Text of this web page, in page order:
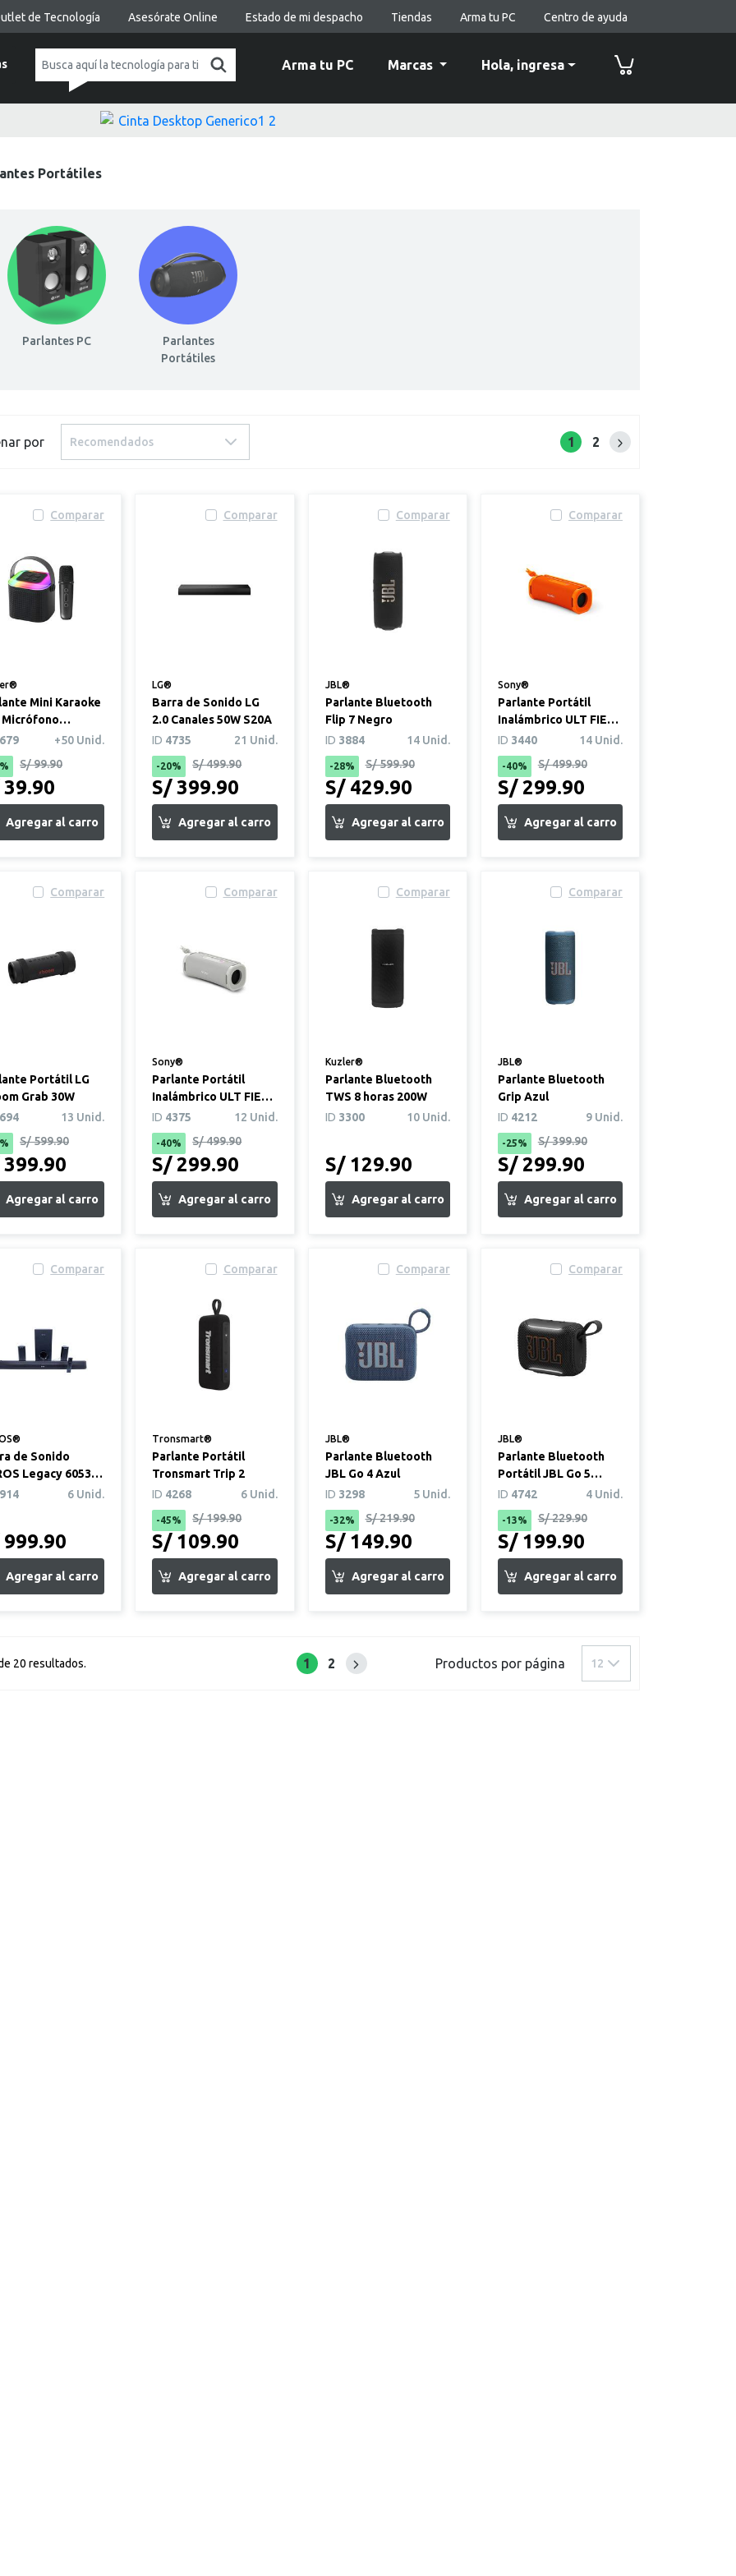
de Tecnología Asesórate Online Estado de mi despacho Tiendas Arma tu PC Centro de ayuda
Arma tu PC Marcas Hola, ingresa
Portátiles
Parlantes PC
Parlantes
Portátiles
por Recomendados 1 2 Siguiente página
Comparar
Mini Karaoke
Micrófono
1
+50 Unid.
S/ 99.90
Comparar
LG®
Barra de Sonido LG
2.0 Canales 50W S20A
ID 4735 21 Unid.
-20% S/ 499.90
S/ 399.90
Comparar
JBL®
Parlante Bluetooth
Flip 7 Negro
ID 3884 14 Unid.
-28% S/ 599.90
S/ 429.90
Comparar
Sony®
Parlante Portátil
Inalámbrico ULT FIELD
1 Naranja
ID 3440 14 Unid.
-40% S/ 499.90
S/ 299.90
Comparar
Portátil LG
Grab 30W
13 Unid.
S/ 599.90
Comparar
Sony®
Parlante Portátil
Inalámbrico ULT FIELD
1 Blanco
ID 4375 12 Unid.
-40% S/ 499.90
S/ 299.90
Comparar
Kuzler®
Parlante Bluetooth
TWS 8 horas 200W
ID 3300 10 Unid.
S/ 129.90
Comparar
JBL®
Parlante Bluetooth
Grip Azul
ID 4212 9 Unid.
-25% S/ 399.90
S/ 299.90
Comparar
de Sonido
Legacy 6053
6 Unid.
Comparar
Tronsmart®
Parlante Portátil
Tronsmart Trip 2
ID 4268 6 Unid.
-45% S/ 199.90
S/ 109.90
Comparar
JBL®
Parlante Bluetooth
JBL Go 4 Azul
ID 3298 5 Unid.
-32% S/ 219.90
S/ 149.90
Comparar
JBL®
Parlante Bluetooth
Portátil JBL Go 5
Negro
ID 4742 4 Unid.
-13% S/ 229.90
S/ 199.90
20 resultados. 1 2 Siguiente páginaProductos por página 12